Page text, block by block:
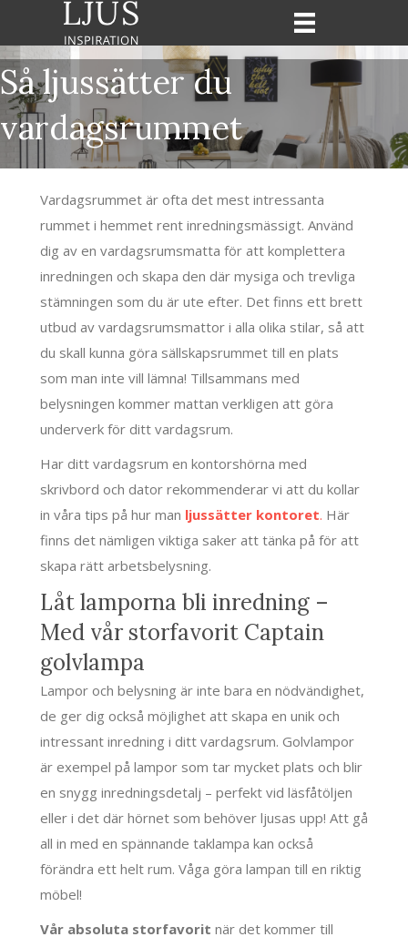
Så ljussätter du
vardagsrummet
Vardagsrummet är ofta det mest intressanta
rummet i hemmet rent inredningsmässigt. Använd
dig av en vardagsrumsmatta för att komplettera
inredningen och skapa den där mysiga och trevliga
stämningen som du är ute efter. Det finns ett brett
utbud av vardagsrumsmattor i alla olika stilar, så att
du skall kunna göra sällskapsrummet till en plats
som man inte vill lämna! Tillsammans med
belysningen kommer mattan verkligen att göra
underverk för ditt vardagsrum.
Har ditt vardagsrum en kontorshörna med
skrivbord och dator rekommenderar vi att du kollar
in våra tips på hur man ljussätter kontoret. Här
finns det nämligen viktiga saker att tänka på för att
skapa rätt arbetsbelysning.
Låt lamporna bli inredning –
Med vår storfavorit Captain
golvlampa
Lampor och belysning är inte bara en nödvändighet,
de ger dig också möjlighet att skapa en unik och
intressant inredning i ditt vardagsrum. Golvlampor
är exempel på lampor som tar mycket plats och blir
en snygg inredningsdetalj – perfekt vid läsfåtöljen
eller i det där hörnet som behöver ljusas upp! Att gå
all in med en spännande taklampa kan också
förändra ett helt rum. Våga göra lampan till en riktig
möbel!
Vår absoluta storfavorit när det kommer till